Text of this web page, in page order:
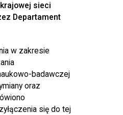
sieci
Departament
w zakresie
badawczej
oraz
się do tej